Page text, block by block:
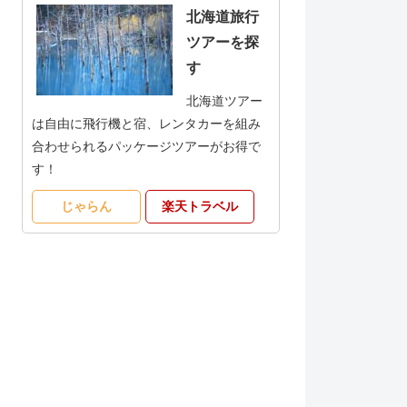
北海道旅行
ツアーを探
す
北海道ツアー
は自由に飛行機と宿、レンタカーを組み
合わせられるパッケージツアーがお得で
す！
じゃらん 楽天トラベル